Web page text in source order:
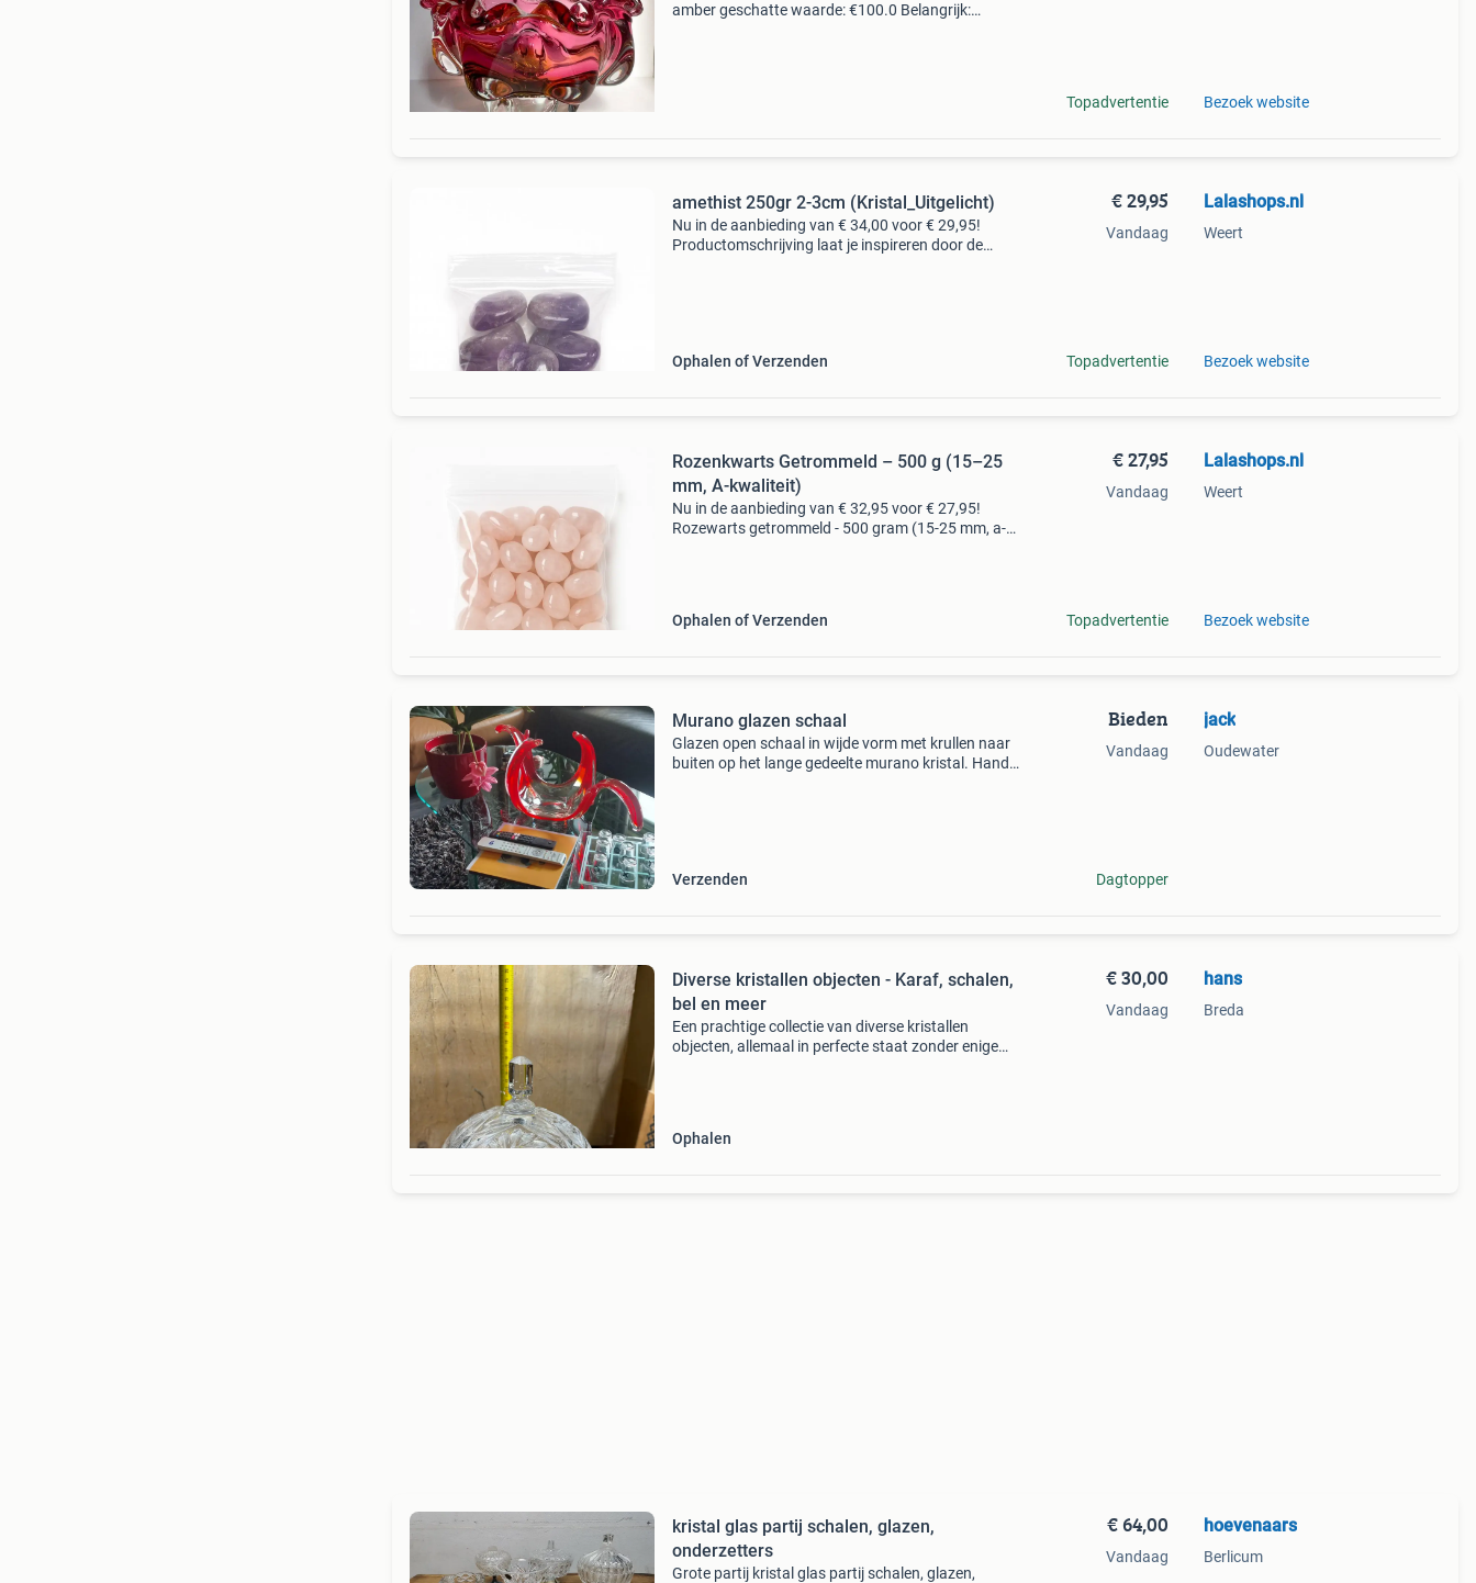
amber geschatte waarde: €100.0 Belangrijk:
Topadvertentie Bezoek website
amethist 250gr 2-3cm (Kristal_Uitgelicht)
Nu in de aanbieding van € 34,00 voor € 29,95!
Productomschrijving laat je inspireren door de
Ophalen of Verzenden
€ 29,95
Vandaag
Topadvertentie
Lalashops.nl
Weert
Bezoek website
Rozenkwarts Getrommeld – 500 g (15–25
mm, A-kwaliteit)
Nu in de aanbieding van € 32,95 voor € 27,95!
Rozewarts getrommeld - 500 gram (15-25 mm, a-
Ophalen of Verzenden
€ 27,95
Vandaag
Topadvertentie
Lalashops.nl
Weert
Bezoek website
Murano glazen schaal
Glazen open schaal in wijde vorm met krullen naar
buiten op het lange gedeelte murano kristal. Hand
Verzenden
Bieden
Vandaag
Dagtopper
jack
Oudewater
Diverse kristallen objecten - Karaf, schalen,
bel en meer
Een prachtige collectie van diverse kristallen
objecten, allemaal in perfecte staat zonder enige
Ophalen
€ 30,00
Vandaag
hans
Breda
kristal glas partij schalen, glazen,
onderzetters
Grote partij kristal glas partij schalen, glazen,
€ 64,00
Vandaag
hoevenaars
Berlicum